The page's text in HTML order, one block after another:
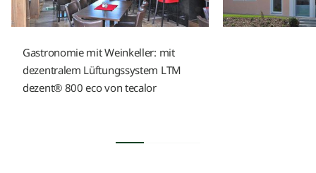
Gastronomie mit Weinkeller: mit
dezentralem Lüftungssystem LTM
dezent® 800 eco von tecalor